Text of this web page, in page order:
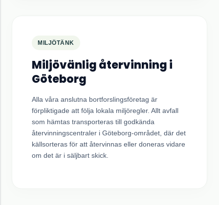
MILJÖTÄNK
Miljövänlig återvinning i
Göteborg
Alla våra anslutna bortforslingsföretag är
förpliktigade att följa lokala miljöregler. Allt avfall
som hämtas transporteras till godkända
återvinningscentraler i Göteborg-området, där det
källsorteras för att återvinnas eller doneras vidare
om det är i säljbart skick.